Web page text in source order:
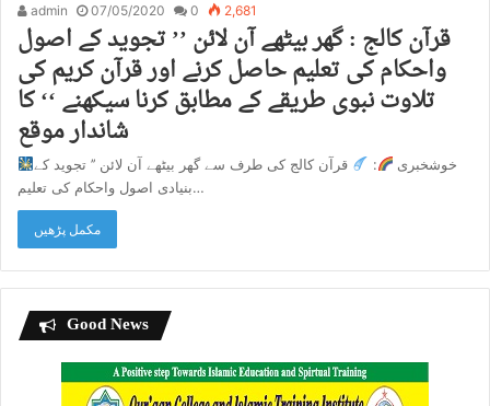
admin 07/05/2020 0 2,681
قرآن کالج : گھر بیٹھے آن لائن ’’ تجوید کے اصول
واحکام کی تعلیم حاصل کرنے اور قرآن کریم کی
تلاوت نبوی طریقے کے مطابق کرنا سیکھنے ‘‘ کا
شاندار موقع
خوشخبری :
قرآن کالج کی طرف سے گھر بیٹھے آن لائن ’’ تجوید کے
بنیادی اصول واحکام کی تعلیم…
مکمل پڑھیں
Good News